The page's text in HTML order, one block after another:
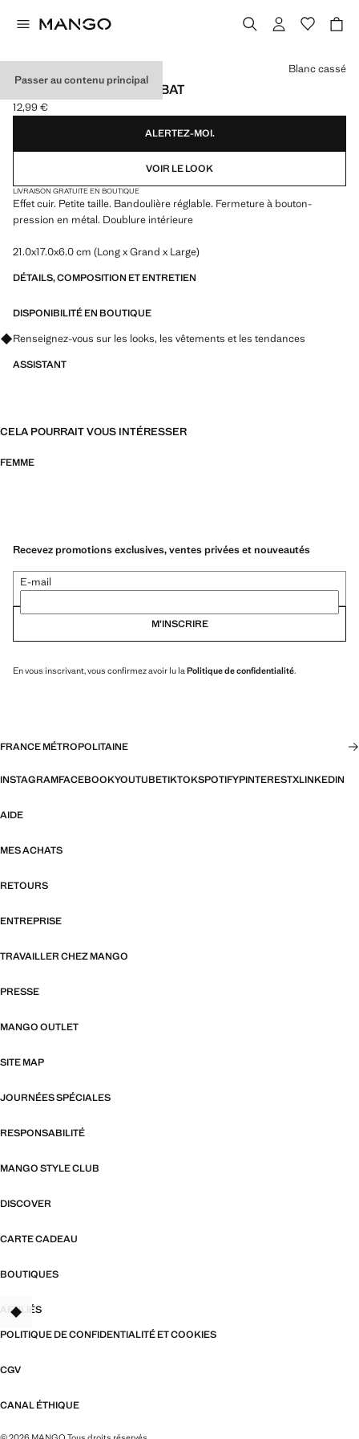
Passer au contenu principal
SAC BANDOULIÈRE RABAT
Prix actuel [12,99 € ]
12,99 €
Choisissez une couleur
Blanc cassé
ALERTEZ-MOI.
VOIR LE LOOK
LIVRAISON GRATUITE EN BOUTIQUE
Effet cuir. Petite taille. Bandoulière réglable. Fermeture à bouton-
pression en métal. Doublure intérieure
21.0x17.0x6.0 cm (Long x Grand x Large)
DÉTAILS, COMPOSITION ET ENTRETIEN
DISPONIBILITÉ EN BOUTIQUE
Renseignez-vous sur les looks, les vêtements et les tendances
ASSISTANT
CELA POURRAIT VOUS INTÉRESSER
FEMME
Recevez promotions exclusives, ventes privées et nouveautés
E-mail
M’INSCRIRE
En vous inscrivant, vous confirmez avoir lu la Politique de confidentialité.
FRANCE MÉTROPOLITAINE
INSTAGRAMFACEBOOKYOUTUBETIKTOKSPOTIFYPINTERESTXLINKEDIN
AIDE
MES ACHATS
RETOURS
ENTREPRISE
TRAVAILLER CHEZ MANGO
PRESSE
MANGO OUTLET
SITE MAP
JOURNÉES SPÉCIALES
RESPONSABILITÉ
MANGO STYLE CLUB
DISCOVER
CARTE CADEAU
BOUTIQUES
AFFILIÉS
POLITIQUE DE CONFIDENTIALITÉ ET COOKIES
CGV
CANAL ÉTHIQUE